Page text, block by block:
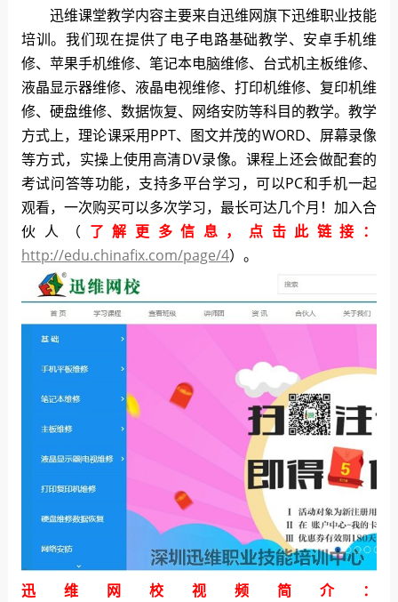
迅维课堂教学内容主要来自迅维网旗下迅维职业技能
培训。我们现在提供了电子电路基础教学、安卓手机维
修、苹果手机维修、笔记本电脑维修、台式机主板维修、
液晶显示器维修、液晶电视维修、打印机维修、复印机维
修、硬盘维修、数据恢复、网络安防等科目的教学。教学
方式上，理论课采用PPT、图文并茂的WORD、屏幕录像
等方式，实操上使用高清DV录像。课程上还会做配套的
考试问答等功能，支持多平台学习，可以PC和手机一起
观看，一次购买可以多次学习，最长可达几个月！加入合
伙人（ 了解更多信息，点击此链接：
http://edu.chinafix.com/page/4）。
迅维网校视频简介：